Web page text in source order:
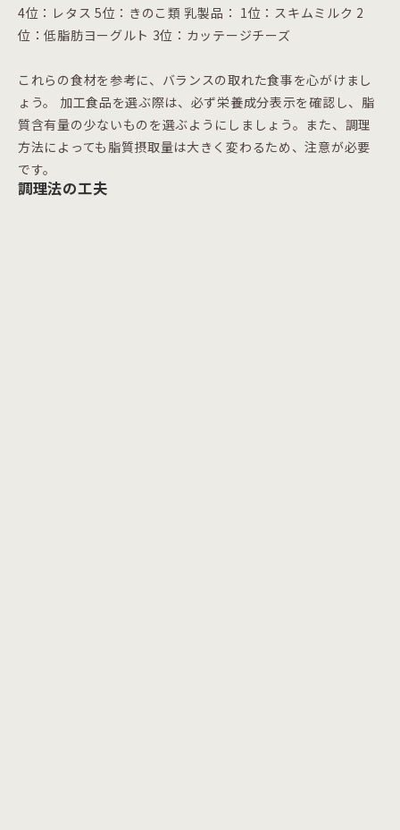
4位：レタス 5位：きのこ類 乳製品： 1位：スキムミルク 2
位：低脂肪ヨーグルト 3位：カッテージチーズ
これらの食材を参考に、バランスの取れた食事を心がけまし
ょう。 加工食品を選ぶ際は、必ず栄養成分表示を確認し、脂
質含有量の少ないものを選ぶようにしましょう。また、調理
方法によっても脂質摂取量は大きく変わるため、注意が必要
です。
調理法の工夫